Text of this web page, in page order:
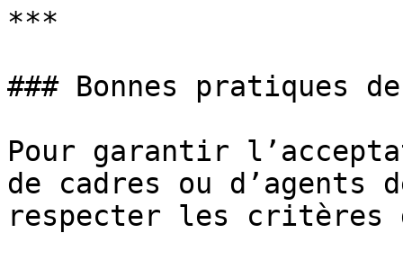
***
### Bonnes pratiques
Pour garantir
de cadres ou
respecter les critères